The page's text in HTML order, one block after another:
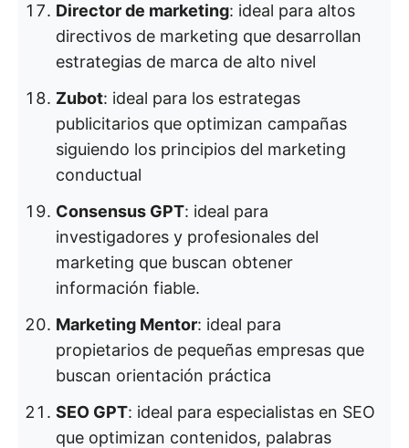
Director de marketing: ideal para altos
directivos de marketing que desarrollan
estrategias de marca de alto nivel
Zubot: ideal para los estrategas
publicitarios que optimizan campañas
siguiendo los principios del marketing
conductual
Consensus GPT: ideal para
investigadores y profesionales del
marketing que buscan obtener
información fiable.
Marketing Mentor: ideal para
propietarios de pequeñas empresas que
buscan orientación práctica
SEO GPT: ideal para especialistas en SEO
que optimizan contenidos, palabras